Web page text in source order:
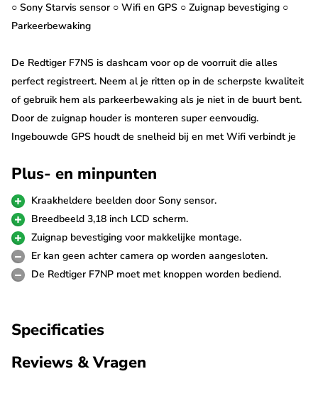
○ Sony Starvis sensor ○ Wifi en GPS ○ Zuignap bevestiging ○
Parkeerbewaking
De Redtiger F7NS is dashcam voor op de voorruit die alles
perfect registreert. Neem al je ritten op in de scherpste kwaliteit
of gebruik hem als parkeerbewaking als je niet in de buurt bent.
Door de zuignap houder is monteren super eenvoudig.
Ingebouwde GPS houdt de snelheid bij en met Wifi verbindt je
Sony Starvis sensor
De Redtiger F7NS maakt geweldige opnames door gebruik van
de Sony beeldsensoren. Deze super krachtige sensoren
garanderen de scherpste beelden en zijn met name in het
donker ongeëvenaard. De video's worden opgenomen in 4K
Zuignap bevestiging
De Redtiger F7NS is in een letterlijke handomdraai op de
voorruit te plaatsen door de handige zuignap bevestiging. Je
Plus- en minpunten
Kraakheldere beelden door Sony sensor.
Breedbeeld 3,18 inch LCD scherm.
Zuignap bevestiging voor makkelijke montage.
Er kan geen achter camera op worden aangesloten.
De Redtiger F7NP moet met knoppen worden bediend.
Specificaties
Reviews & Vragen